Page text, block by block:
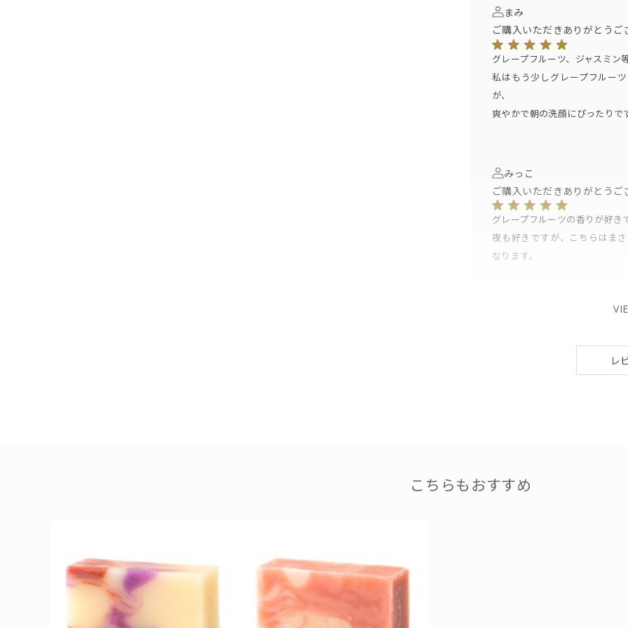
まみ
ご購入いただきありがとうご
グレープフルーツ、ジャスミン
私はもう少しグレープフルー
が、
爽やかで朝の洗顔にぴったりで
みっこ
ご購入いただきありがとうご
グレープフルーツの香りが好き
夜も好きですが、こちらはま
なります。
レ
こちらもおすすめ